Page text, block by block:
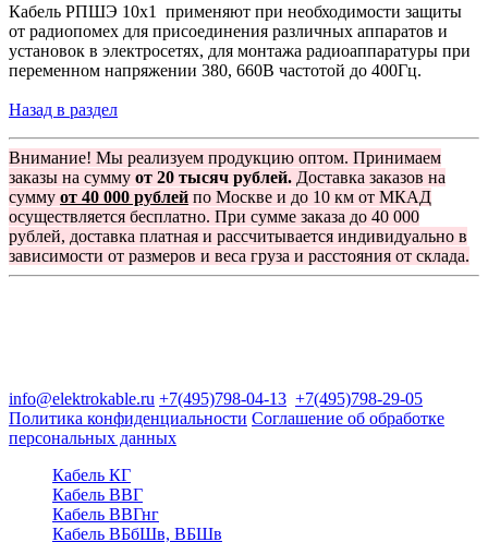
Кабель РПШЭ 10х1 применяют при необходимости защиты
от радиопомех для присоединения различных аппаратов и
установок в электросетях, для монтажа радиоаппаратуры при
переменном напряжении 380, 660В частотой до 400Гц.
Назад в раздел
Внимание! Мы реализуем продукцию оптом. Принимаем
заказы на сумму от 20 тысяч рублей. Доставка заказов на
сумму от 40 000 рублей по Москве и до 10 км от МКАД
осуществляется бесплатно. При сумме заказа до 40 000
рублей, доставка платная и рассчитывается индивидуально в
зависимости от размеров и веса груза и расстояния от склада.
info@elektrokable.ru +7(495)798-04-13 +7(495)798-29-05
Политика конфиденциальности Соглашение об обработке
персональных данных
Кабель КГ
Кабель ВВГ
Кабель ВВГнг
Кабель ВБбШв, ВБШв